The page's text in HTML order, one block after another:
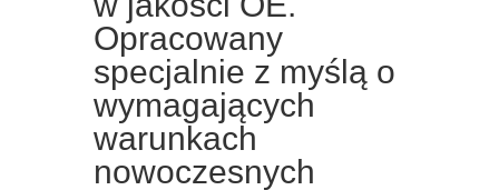
Opracowany
specjalnie z myślą o
wymagających
warunkach
nowoczesnych